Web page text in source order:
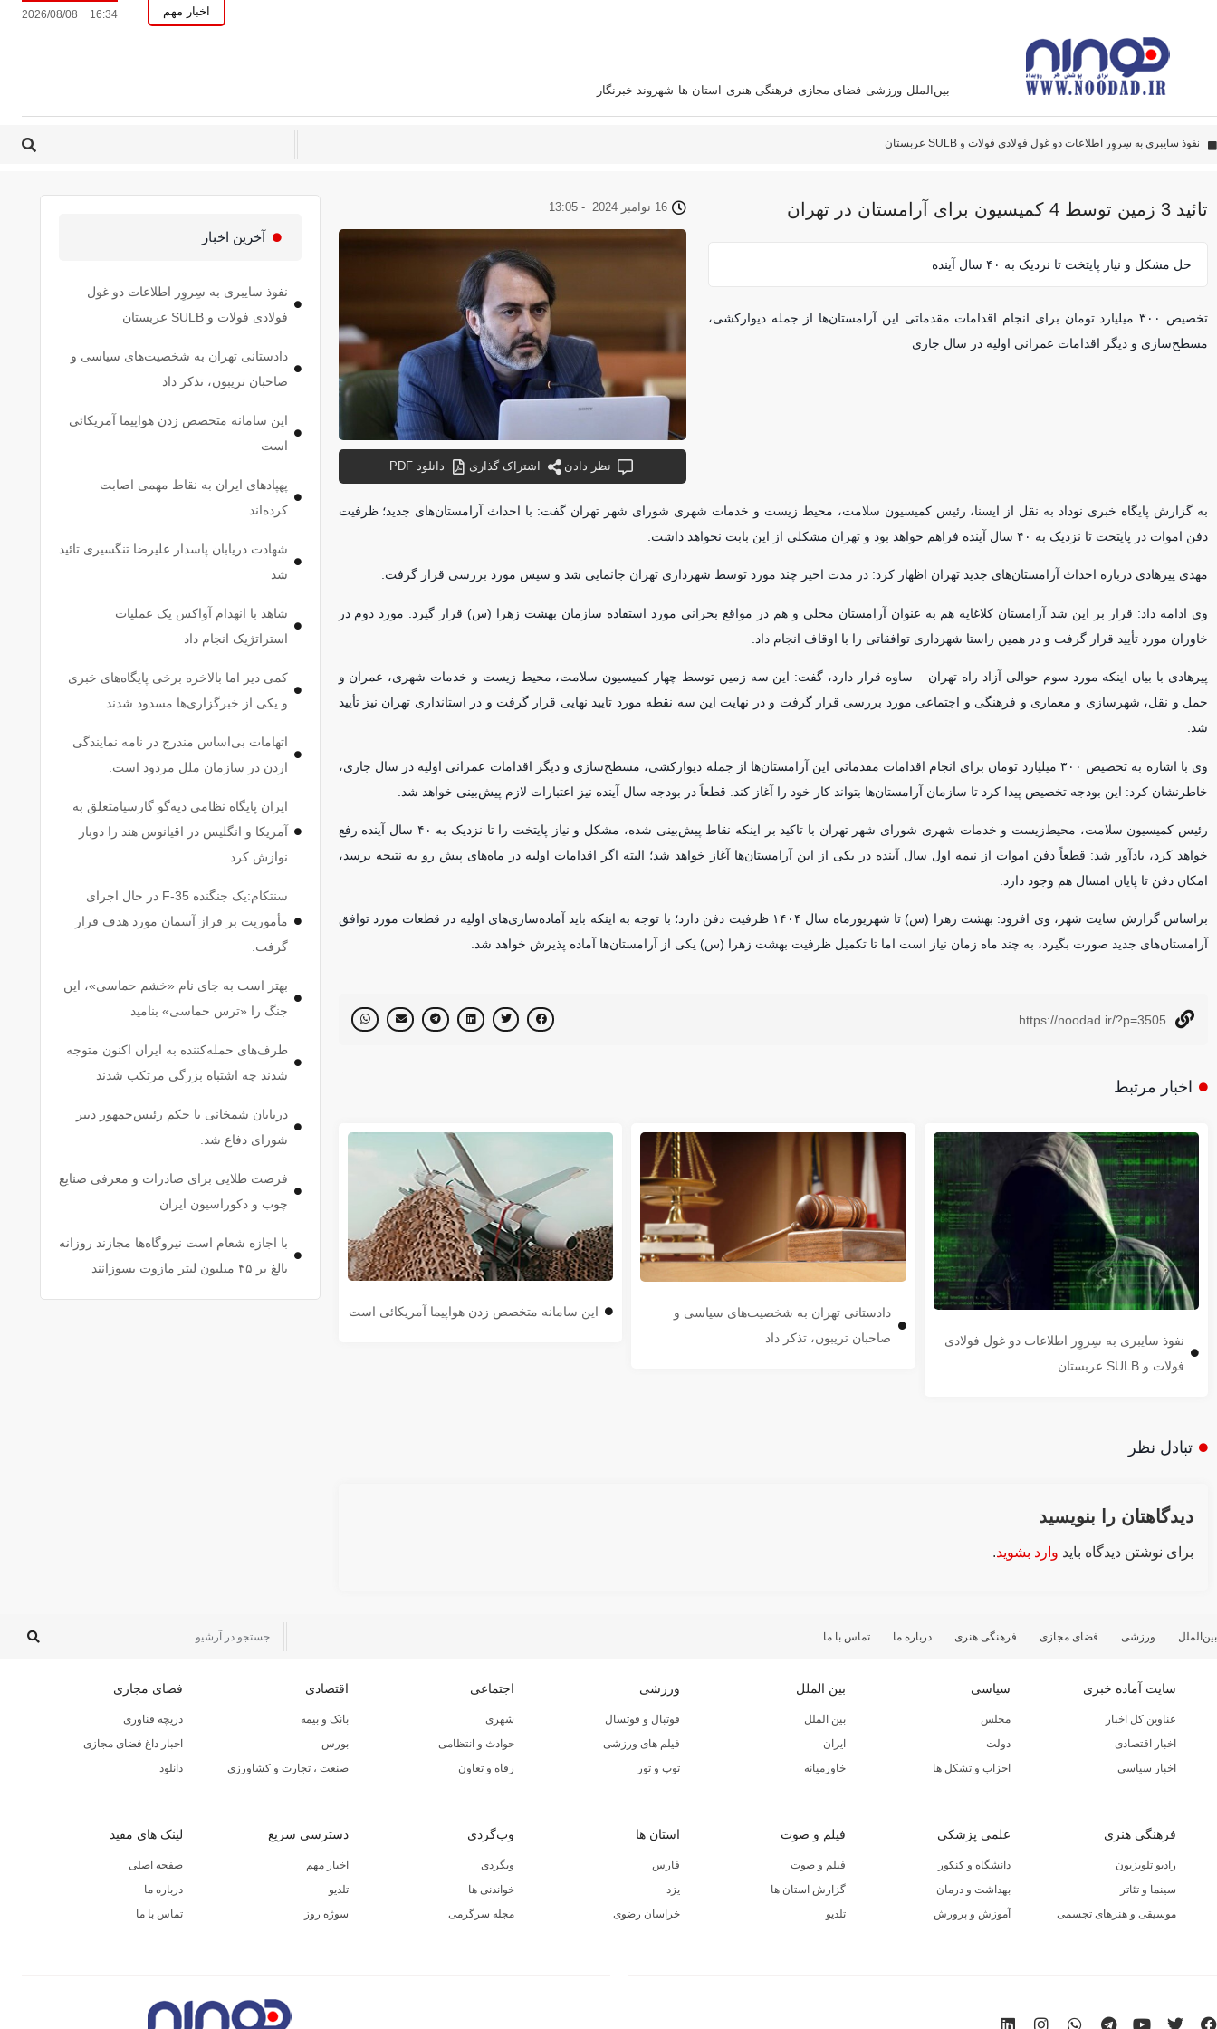
اخبار مهم 16:34
2026/08/08
بین‌الملل ورزشی فضای مجازی فرهنگی هنری استان‌ ها شهروند خبرنگار
دادستانی
این سامانه متخصص زدن هواپیما آمریکائی است
پهپاد‌های ایران به نقاط مهمی اصابت کرده‌اند
تائید 3 زمین توسط 4 کمیسیون برای آرامستان در تهران
حل مشکل و نیاز پایتخت تا نزدیک به ۴۰ سال آینده
تخصیص ۳۰۰ میلیارد تومان برای انجام اقدامات مقدماتی این آرامستان‌ها از جمله دیوارکشی،
مسطح‌سازی و دیگر اقدامات عمرانی اولیه در سال جاری
16 نوامبر 2024 -
13:05
نظر دادن اشتراک گذاری دانلود PDF
به گزارش پایگاه خبری نوداد به نقل از ایسنا، رئیس کمیسیون سلامت، محیط‌ زیست و خدمات شهری شورای شهر تهران گفت: با احداث آرامستان‌های جدید؛ ظرفیت
دفن اموات در پایتخت تا نزدیک به ۴۰ سال آینده فراهم خواهد بود و تهران مشکلی از این بابت نخواهد داشت.
مهدی پیرهادی درباره احداث آرامستان‌های جدید تهران اظهار کرد: در مدت اخیر چند مورد توسط شهرداری تهران جانمایی شد و سپس مورد بررسی قرار گرفت.
وی ادامه داد: قرار بر این شد آرامستان کلاغایه هم به عنوان آرامستان محلی و هم در مواقع بحرانی مورد استفاده سازمان بهشت زهرا (س) قرار گیرد.‌ مورد دوم در
خاوران مورد تأیید قرار گرفت و در همین راستا شهرداری توافقاتی را با اوقاف انجام داد.
پیرهادی با بیان اینکه مورد سوم حوالی آزاد راه تهران – ساوه قرار دارد، گفت: این سه زمین توسط چهار کمیسیون سلامت، محیط زیست و خدمات شهری، عمران و
حمل و نقل، شهرسازی و معماری و فرهنگی و اجتماعی مورد بررسی قرار گرفت و در نهایت این سه نقطه مورد تایید نهایی قرار گرفت و در استانداری تهران نیز تأیید
شد.
وی با اشاره به تخصیص ۳۰۰ میلیارد تومان برای انجام اقدامات مقدماتی این آرامستان‌ها از جمله دیوارکشی، مسطح‌سازی و دیگر اقدامات عمرانی اولیه در سال جاری،
خاطرنشان کرد: این بودجه تخصیص پیدا کرد تا سازمان آرامستان‌ها بتواند کار خود را آغاز کند. قطعاً در بودجه سال آینده نیز اعتبارات لازم پیش‌بینی خواهد شد.
رئیس کمیسیون سلامت، محیط‌زیست و خدمات شهری شورای شهر تهران با تاکید بر اینکه نقاط پیش‌بینی شده، مشکل و نیاز پایتخت را تا نزدیک به ۴۰ سال آینده رفع
خواهد کرد، یادآور شد: قطعاً دفن اموات از نیمه اول سال آینده در یکی از این آرامستان‌ها آغاز خواهد شد؛ البته اگر اقدامات اولیه در ماه‌های پیش رو به نتیجه برسد،
امکان دفن تا پایان امسال هم وجود دارد.
براساس گزارش سایت شهر، وی افزود: بهشت زهرا (س) تا شهریورماه سال ۱۴۰۴ ظرفیت دفن دارد؛ با توجه به اینکه باید آماده‌سازی‌های اولیه در قطعات مورد توافق
آرامستان‌های جدید صورت بگیرد، به چند ماه زمان نیاز است اما تا تکمیل ظرفیت بهشت زهرا (س) یکی از آرامستان‌ها آماده پذیرش خواهد شد.
https://noodad.ir/?p=3505
اخبار مرتبط
نفوذ سایبری به سِروِر اطلاعات دو غول فولادی
فولات و SULB عربستان
دادستانی تهران به شخصیت‌های سیاسی و
صاحبان تریبون، تذکر داد
این سامانه متخصص زدن هواپیما آمریکائی است
تبادل نظر
دیدگاهتان را بنویسید
برای نوشتن دیدگاه باید وارد بشوید.
آخرین اخبار
نفوذ سایبری به سِروِر اطلاعات دو غول
فولادی فولات و SULB عربستان
دادستانی تهران به شخصیت‌های سیاسی و
صاحبان تریبون، تذکر داد
این سامانه متخصص زدن هواپیما آمریکائی
است
پهپاد‌های ایران به نقاط مهمی اصابت
کرده‌اند
شهادت دریابان پاسدار علیرضا تنگسیری تائید
شد
شاهد با انهدام آواکس یک عملیات
استراتژیک انجام داد
کمی دیر اما بالاخره برخی پایگاه‌های خبری
و یکی از خبرگزاری‌ها مسدود شدند
اتهامات بی‌اساس مندرج در نامه نمایندگی
اردن در سازمان ملل مردود است.
ایران پایگاه نظامی دیه‌گو گارسیامتعلق به
آمریکا و انگلیس در اقیانوس هند را دوبار
نوازش کرد
سنتکام:یک جنگنده F-35 در حال اجرای
مأموریت بر فراز آسمان مورد هدف قرار
گرفت.
بهتر است به جای نام «خشم حماسی»، این
جنگ را «ترس حماسی» بنامید
طرف‌های حمله‌کننده به ایران اکنون متوجه
شدند چه اشتباه بزرگی مرتکب شدند
دریابان شمخانی با حکم رئیس‌جمهور دبیر
شورای دفاع شد.
فرصت طلایی برای صادرات و معرفی صنایع
چوب و دکوراسیون ایران
با اجازه شعام است نیروگاه‌ها مجازند روزانه
بالغ بر ۴۵ میلیون لیتر مازوت بسوزانند
بین‌الملل ورزشی فضای مجازی فرهنگی هنری درباره ما تماس با ما
سایت آماده خبری
عناوین کل اخبار
اخبار اقتصادی
اخبار سیاسی
سیاسی
مجلس
دولت
احزاب و تشکل ها
بین الملل
بین الملل
ایران
خاورمیانه
ورزشی
فوتبال و فوتسال
فیلم های ورزشی
توپ و تور
اجتماعی
شهری
حوادث و انتظامی
رفاه و تعاون
اقتصادی
بانک و بیمه
بورس
صنعت ، تجارت و کشاورزی
فضای مجازی
دریچه فناوری
اخبار داغ فضای مجازی
دانلود
فرهنگی هنری
رادیو تلویزیون
سینما و تئاتر
موسیقی و هنرهای تجسمی
علمی پزشکی
دانشگاه و کنکور
بهداشت و درمان
آموزش و پرورش
فیلم و صوت
فیلم و صوت
گزارش استان ها
تلدیو
استان ها
فارس
یزد
خراسان رضوی
وب‌گردی
وبگردی
خواندنی ها
مجله سرگرمی
دسترسی سریع
اخبار مهم
تلدیو
سوژه روز
لینک های مفید
صفحه اصلی
درباره ما
تماس با ما